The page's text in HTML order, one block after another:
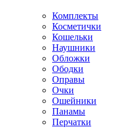
Комплекты
Косметички
Кошельки
Наушники
Обложки
Ободки
Оправы
Очки
Ошейники
Панамы
Перчатки